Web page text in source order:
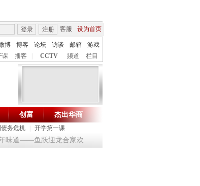
客服 设为首页
登录 注册
博 博客 论坛 访谈 邮箱
游戏
课 播客 CCTV 频道 栏目
财智生活 一键通达
债务危机 开学第一课
创富 杰出华商
味道——鱼跃迎龙合家欢